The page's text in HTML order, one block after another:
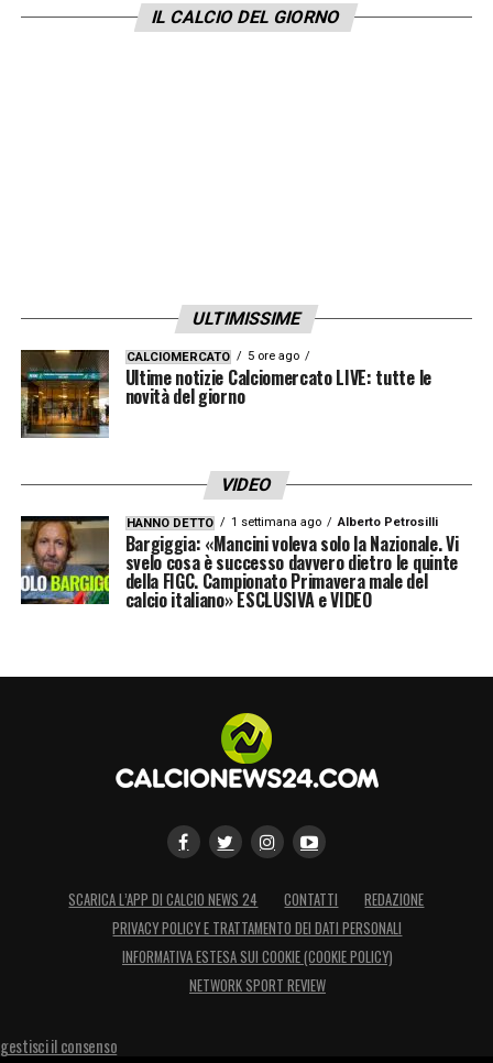
LA PLAYLIST DELLE NOSTRE TOP NEWS
IL CALCIO DEL GIORNO
ULTIMISSIME
CALCIOMERCATO 5 ore ago
Ultime notizie Calciomercato LIVE: tutte le
novità del giorno
VIDEO
HANNO DETTO 1 settimana ago Alberto Petrosilli
Bargiggia: «Mancini voleva solo la Nazionale. Vi
svelo cosa è successo davvero dietro le quinte
della FIGC. Campionato Primavera male del
calcio italiano» ESCLUSIVA e VIDEO
SCARICA L’APP DI CALCIO NEWS 24 CONTATTI
REDAZIONE
PRIVACY POLICY E TRATTAMENTO DEI DATI PERSONALI
INFORMATIVA ESTESA SUI COOKIE (COOKIE POLICY)
NETWORK SPORT REVIEW
gestisci il consenso